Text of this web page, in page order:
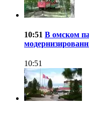
10:51 В омском
10:51